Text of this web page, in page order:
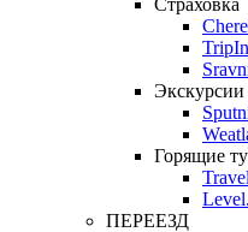
Страховка
Экскурсии
Горящие
ПЕРЕЕЗД